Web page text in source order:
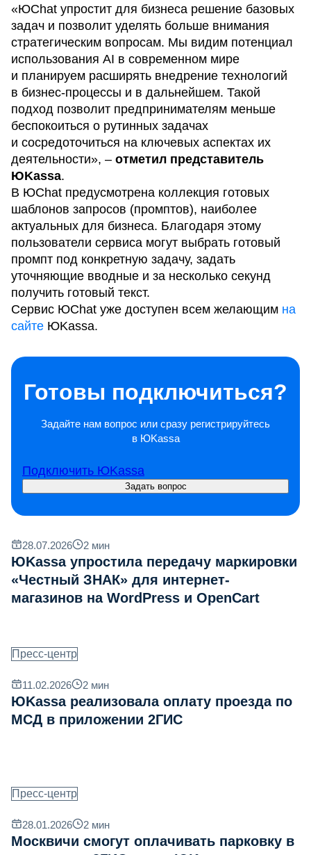
«ЮChat упростит для бизнеса решение базовых
задач и позволит уделять больше внимания
стратегическим вопросам. Мы видим потенциал
использования AI в современном мире
и планируем расширять внедрение технологий
в бизнес-процессы и в дальнейшем. Такой
подход позволит предпринимателям меньше
беспокоиться о рутинных задачах
и сосредоточиться на ключевых аспектах их
деятельности», – отметил представитель
ЮKassa.
В ЮChat предусмотрена коллекция готовых
шаблонов запросов (промптов), наиболее
актуальных для бизнеса. Благодаря этому
пользователи сервиса могут выбрать готовый
промпт под конкретную задачу, задать
уточняющие вводные и за несколько секунд
получить готовый текст.
Сервис ЮChat уже доступен всем желающим на
сайте ЮKassa.
Готовы подключиться?
Задайте нам вопрос или сразу регистрируйтесь
в ЮKassa
Подключить ЮKassa
Задать вопрос
28.07.2026 2 мин
ЮKassa упростила передачу маркировки
«Честный ЗНАК» для интернет-
магазинов на WordPress и OpenCart
Пресс-центр
11.02.2026 2 мин
ЮKassa реализовала оплату проезда по
МСД в приложении 2ГИС
Пресс-центр
28.01.2026 2 мин
Москвичи смогут оплачивать парковку в